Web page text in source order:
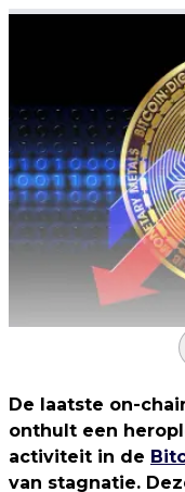
De laatste on-
onthult een
activiteit in de
van stagnatie.